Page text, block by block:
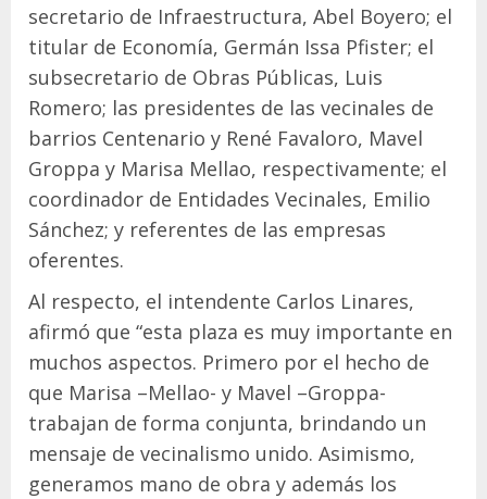
secretario de Infraestructura, Abel Boyero; el
titular de Economía, Germán Issa Pfister; el
subsecretario de Obras Públicas, Luis
Romero; las presidentes de las vecinales de
barrios Centenario y René Favaloro, Mavel
Groppa y Marisa Mellao, respectivamente; el
coordinador de Entidades Vecinales, Emilio
Sánchez; y referentes de las empresas
oferentes.
Al respecto, el intendente Carlos Linares,
afirmó que “esta plaza es muy importante en
muchos aspectos. Primero por el hecho de
que Marisa –Mellao- y Mavel –Groppa-
trabajan de forma conjunta, brindando un
mensaje de vecinalismo unido. Asimismo,
generamos mano de obra y además los